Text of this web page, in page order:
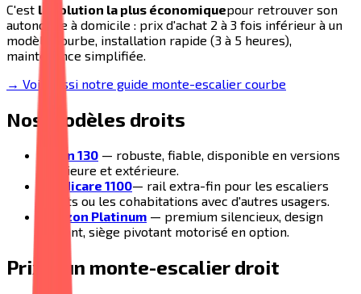
C'est la solution la plus économiquepour retrouver son
autonomie à domicile : prix d'achat 2 à 3 fois inférieur à un
modèle courbe, installation rapide (3 à 5 heures),
maintenance simplifiée.
→ Voir aussi notre guide monte-escalier courbe
Nos modèles droits
Acorn 130 — robuste, fiable, disponible en versions
intérieure et extérieure.
Handicare 1100— rail extra-fin pour les escaliers
étroits ou les cohabitations avec d'autres usagers.
Horizon Platinum — premium silencieux, design
élégant, siège pivotant motorisé en option.
Prix d'un monte-escalier droit